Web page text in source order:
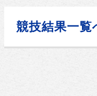
競技結果一覧